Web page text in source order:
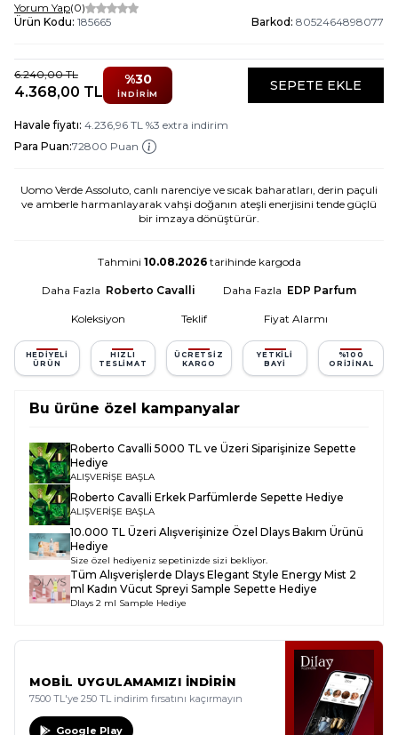
Yorum Yap(0)
Ürün Kodu: 185665 Barkod: 8052464898077
6.240,00TL
4.368,00 TL
%30
İNDIRIM
SEPETE EKLE
Havale fiyatı: 4.236,96 TL %3 extra indirim
Para Puan:72800 Puan
Uomo Verde Assoluto, canlı narenciye ve sıcak baharatları, derin paçuli
ve amberle harmanlayarak vahşi doğanın ateşli enerjisini tende güçlü
bir imzaya dönüştürür.
Tahmini 10.08.2026tarihinde kargoda
Daha Fazla Roberto Cavalli Daha Fazla EDP Parfum
Koleksiyon Teklif Fiyat Alarmı
HEDIYELI
ÜRÜN
HIZLI
TESLIMAT
ÜCRETSIZ
KARGO
YETKILI
BAYI
%100
ORIJINAL
Bu ürüne özel kampanyalar
Roberto Cavalli 5000 TL ve Üzeri Siparişinize Sepette
Hediye
ALIŞVERİŞE BAŞLA
Roberto Cavalli Erkek Parfümlerde Sepette Hediye
ALIŞVERİŞE BAŞLA
10.000 TL Üzeri Alışverişinize Özel Dlays Bakım Ürünü
Hediye
Size özel hediyeniz sepetinizde sizi bekliyor.
Tüm Alışverişlerde Dlays Elegant Style Energy Mist 2
ml Kadın Vücut Spreyi Sample Sepette Hediye
Dlays 2 ml Sample Hediye
MOBİL UYGULAMAMIZI İNDİRİN
7500 TL'ye 250 TL indirim fırsatını kaçırmayın
Google Play